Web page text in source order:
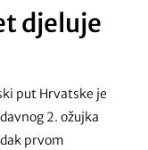
djeluje
put Hrvatske je
2. ožujka
prvom